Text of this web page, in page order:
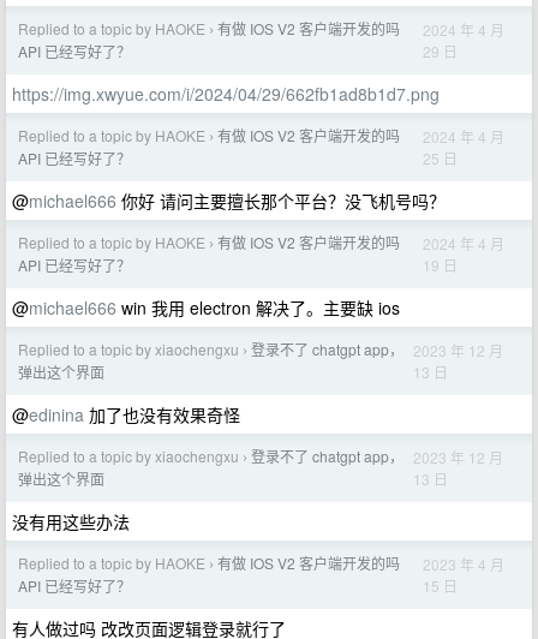
Replied to a topic by HAOKE › 有做 IOS V2 客户端开发的吗
API 已经写好了？
2024 年 4 月
29 日
https://img.xwyue.com/i/2024/04/29/662fb1ad8b1d7.png
Replied to a topic by HAOKE › 有做 IOS V2 客户端开发的吗
API 已经写好了？
2024 年 4 月
25 日
@michael666 你好 请问主要擅长那个平台？没飞机号吗？
Replied to a topic by HAOKE › 有做 IOS V2 客户端开发的吗
API 已经写好了？
2024 年 4 月
19 日
@michael666 win 我用 electron 解决了。主要缺 ios
Replied to a topic by xiaochengxu › 登录不了 chatgpt app，
弹出这个界面
2023 年 12 月
13 日
@edinina 加了也没有效果奇怪
Replied to a topic by xiaochengxu › 登录不了 chatgpt app，
弹出这个界面
2023 年 12 月
13 日
没有用这些办法
Replied to a topic by HAOKE › 有做 IOS V2 客户端开发的吗
API 已经写好了？
2023 年 4 月
15 日
有人做过吗 改改页面逻辑登录就行了